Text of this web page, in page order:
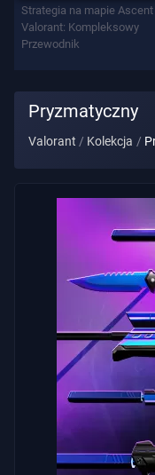
Przepustka
Bojowa
ARTYKUŁY
Aktualności
Strategia na mapie Ascent
Valorant: Kompleksowy
Przewodnik
Pryzmatyczny
Valorant Kolekcja